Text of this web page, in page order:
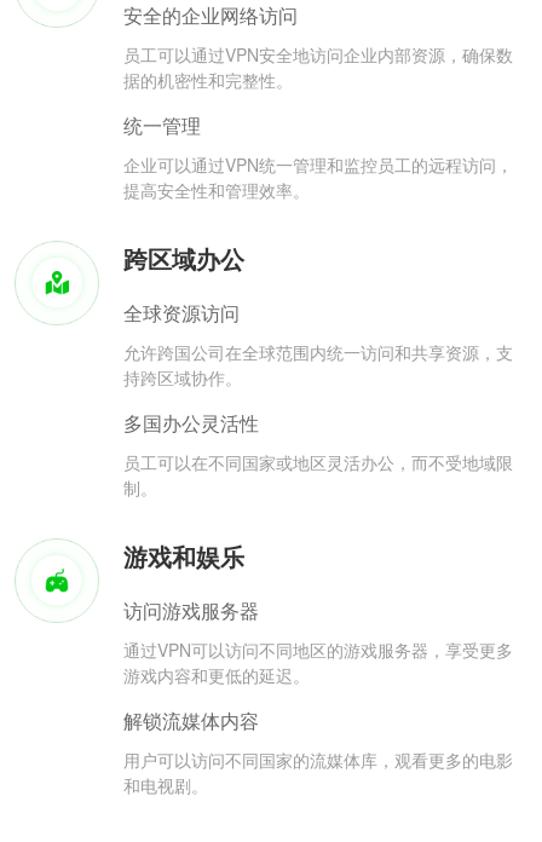
安全的企业网络访问
员工可以通过VPN安全地访问企业内部资源，确保数
据的机密性和完整性。
统一管理
企业可以通过VPN统一管理和监控员工的远程访问，
提高安全性和管理效率。
跨区域办公
全球资源访问
允许跨国公司在全球范围内统一访问和共享资源，支
持跨区域协作。
多国办公灵活性
员工可以在不同国家或地区灵活办公，而不受地域限
制。
游戏和娱乐
访问游戏服务器
通过VPN可以访问不同地区的游戏服务器，享受更多
游戏内容和更低的延迟。
解锁流媒体内容
用户可以访问不同国家的流媒体库，观看更多的电影
和电视剧。